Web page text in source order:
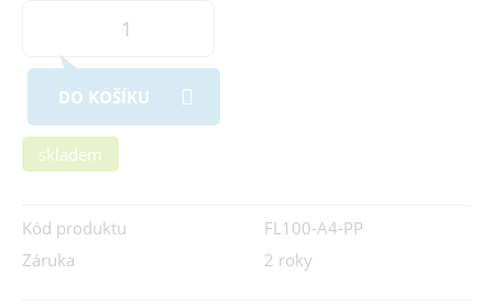
DO KOŠÍKU
skladem
Kód produktu
FL100-A4-PP
Záruka
2 roky